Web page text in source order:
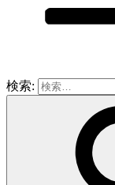
検索: